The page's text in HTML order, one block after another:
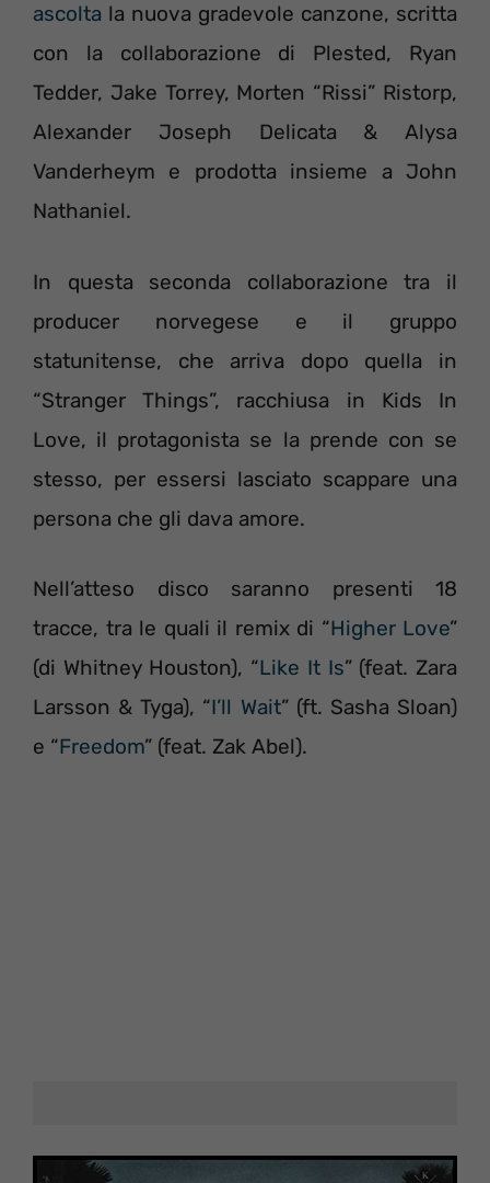
ascolta la nuova gradevole canzone, scritta
con la collaborazione di Plested, Ryan
Tedder, Jake Torrey, Morten “Rissi” Ristorp,
Alexander Joseph Delicata & Alysa
Vanderheym e prodotta insieme a John
Nathaniel.
In questa seconda collaborazione tra il
producer norvegese e il gruppo
statunitense, che arriva dopo quella in
“Stranger Things”, racchiusa in Kids In
Love, il protagonista se la prende con se
stesso, per essersi lasciato scappare una
persona che gli dava amore.
Nell’atteso disco saranno presenti 18
tracce, tra le quali il remix di “Higher Love”
(di Whitney Houston), “Like It Is” (feat. Zara
Larsson & Tyga), “I’ll Wait” (ft. Sasha Sloan)
e “Freedom” (feat. Zak Abel).